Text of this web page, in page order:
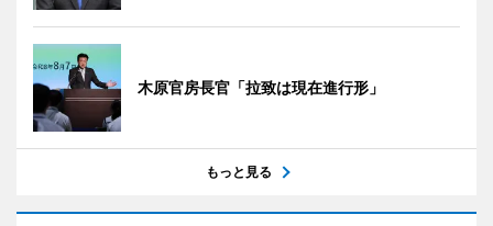
木原官房長官「拉致は現在進行形」
もっと見る